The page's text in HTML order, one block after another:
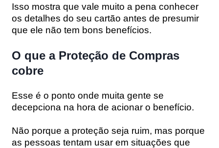
Isso mostra que vale muito a pena conhecer
os detalhes do seu cartão antes de presumir
que ele não tem bons benefícios.
O que a Proteção de Compras
cobre
Esse é o ponto onde muita gente se
decepciona na hora de acionar o benefício.
Não porque a proteção seja ruim, mas porque
as pessoas tentam usar em situações que